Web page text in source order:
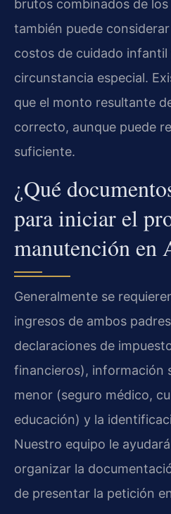
brutos combinados de los
también puede
costos de cuidado
circunstancia especial.
que el monto resultante
correcto, aunque puede
suficiente.
¿Qué
para iniciar el
manutención en
Generalmente se
ingresos de ambos
declaraciones de
financieros), información
menor (seguro médico,
educación) y la
Nuestro equipo le
organizar la
de presentar la petición